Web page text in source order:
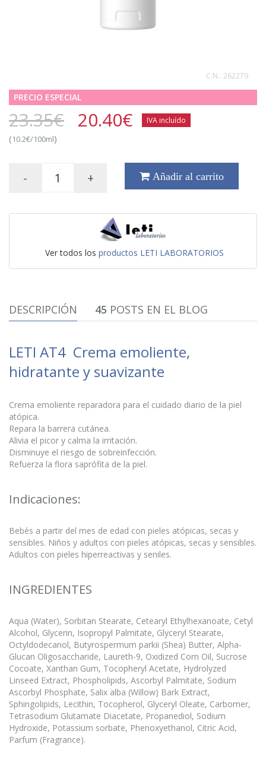
C.N.: 262279
PRECIO ESPECIAL
23.35€ 20.40€ IVA incluído
(10.2€/100ml)
- + Añadir al carrito
Ver todos los productos LETI LABORATORIOS
DESCRIPCIÓN 45 POSTS EN EL BLOG
LETI AT4 Crema emoliente,
hidratante y suavizante
Crema emoliente reparadora para el cuidado diario de la piel
atópica.
Repara la barrera cutánea.
Alivia el picor y calma la irritación.
Disminuye el riesgo de sobreinfección.
Refuerza la flora saprófita de la piel.
Indicaciones:
Bebés a partir del mes de edad con pieles atópicas, secas y
sensibles. Niños y adultos con pieles atópicas, secas y sensibles.
Adultos con pieles hiperreactivas y seniles.
INGREDIENTES
Aqua (Water), Sorbitan Stearate, Cetearyl Ethylhexanoate, Cetyl
Alcohol, Glycerin, Isopropyl Palmitate, Glyceryl Stearate,
Octyldodecanol, Butyrospermum parkii (Shea) Butter, Alpha-
Glucan Oligosaccharide, Laureth-9, Oxidized Corn Oil, Sucrose
Cocoate, Xanthan Gum, Tocopheryl Acetate, Hydrolyzed
Linseed Extract, Phospholipids, Ascorbyl Palmitate, Sodium
Ascorbyl Phosphate, Salix alba (Willow) Bark Extract,
Sphingolipids, Lecithin, Tocopherol, Glyceryl Oleate, Carbomer,
Tetrasodium Glutamate Diacetate, Propanediol, Sodium
Hydroxide, Potassium sorbate, Phenoxyethanol, Citric Acid,
Parfum (Fragrance).